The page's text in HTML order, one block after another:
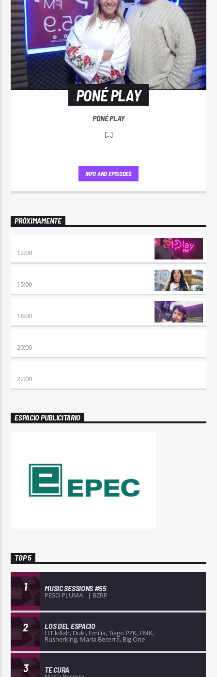
PONÉ PLAY
PONÉ PLAY
[...]
INFO AND EPISODES
PRÓXIMAMENTE
12:00
15:00
18:00
20:00
22:00
ESPACIO PUBLICITARIO
TOP 5
1 MUSIC SESSIONS #55
PESO PLUMA || BZRP
2 LOS DEL ESPACIO
LIT killah, Duki, Emilia, Tiago PZK, FMK,
Rusherking, Maria Becerra, Big One
3 TE CURA